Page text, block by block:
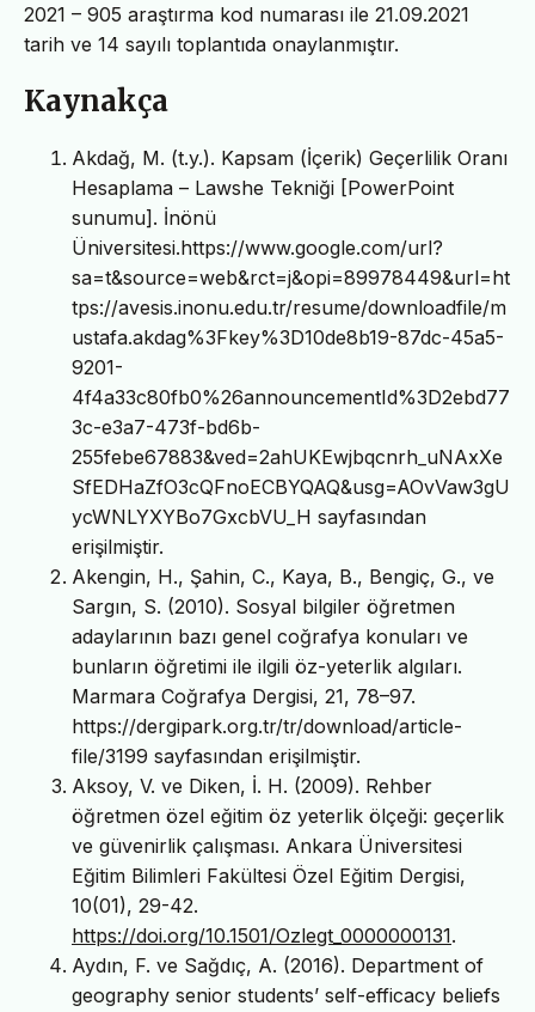
2021 – 905 araştırma kod numarası ile 21.09.2021
tarih ve 14 sayılı toplantıda onaylanmıştır.
Kaynakça
Akdağ, M. (t.y.). Kapsam (İçerik) Geçerlilik Oranı
Hesaplama – Lawshe Tekniği [PowerPoint
sunumu]. İnönü
Üniversitesi.https://www.google.com/url?
sa=t&source=web&rct=j&opi=89978449&url=ht
tps://avesis.inonu.edu.tr/resume/downloadfile/m
ustafa.akdag%3Fkey%3D10de8b19-87dc-45a5-
9201-
4f4a33c80fb0%26announcementId%3D2ebd77
3c-e3a7-473f-bd6b-
255febe67883&ved=2ahUKEwjbqcnrh_uNAxXe
SfEDHaZfO3cQFnoECBYQAQ&usg=AOvVaw3gU
ycWNLYXYBo7GxcbVU_H sayfasından
erişilmiştir.
Akengin, H., Şahin, C., Kaya, B., Bengiç, G., ve
Sargın, S. (2010). Sosyal bilgiler öğretmen
adaylarının bazı genel coğrafya konuları ve
bunların öğretimi ile ilgili öz-yeterlik algıları.
Marmara Coğrafya Dergisi, 21, 78–97.
https://dergipark.org.tr/tr/download/article-
file/3199 sayfasından erişilmiştir.
Aksoy, V. ve Diken, İ. H. (2009). Rehber
öğretmen özel eğitim öz yeterlik ölçeği: geçerlik
ve güvenirlik çalışması. Ankara Üniversitesi
Eğitim Bilimleri Fakültesi Özel Eğitim Dergisi,
10(01), 29-42.
https://doi.org/10.1501/Ozlegt_0000000131.
Aydın, F. ve Sağdıç, A. (2016). Department of
geography senior students’ self-efficacy beliefs